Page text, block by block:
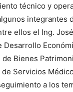
técnico y
integrantes
ellos el Ing.
Desarrollo
Bienes
Servicios
a los